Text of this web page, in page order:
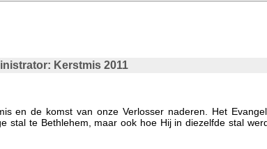
Kerstmis 2011
en de komst van onze Verlosser naderen. Het
stal te Bethlehem, maar ook hoe Hij in diezelfde stal